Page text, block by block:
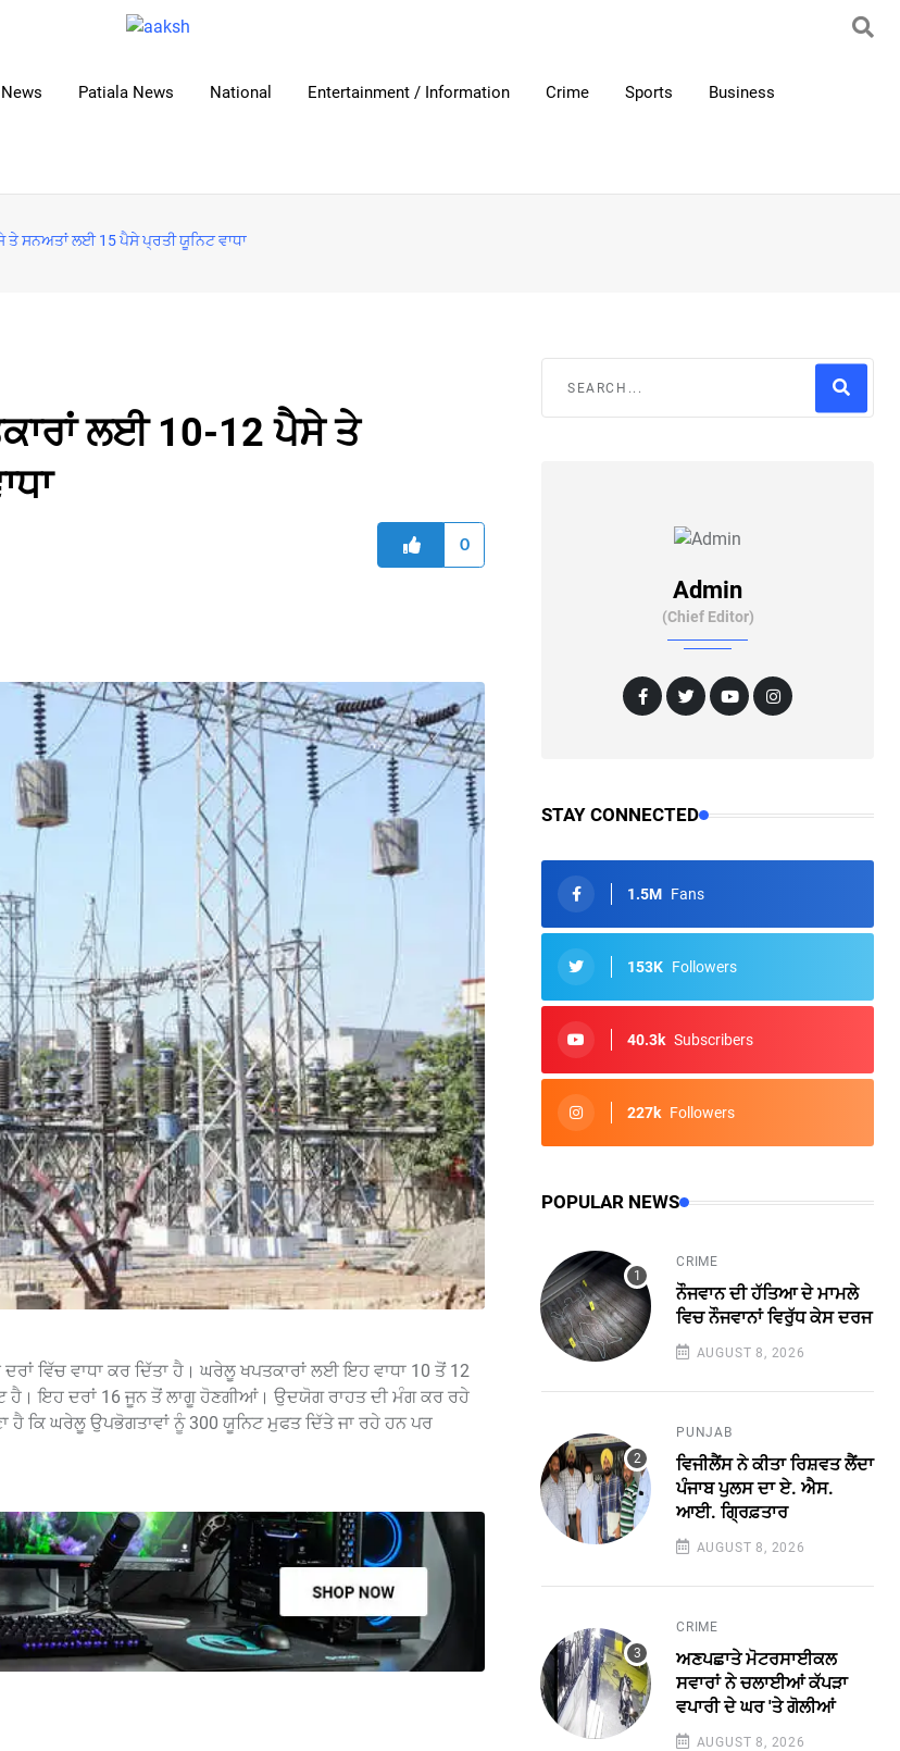
Patiala News National Entertainment / Information Crime Sports Business
ਤੇ ਸਨਅਤਾਂ ਲਈ 15 ਪੈਸੇ ਪ੍ਰਤੀ ਯੂਨਿਟ ਵਾਧਾ
ਲਈ 10-12 ਪੈਸੇ ਤੇ
0
ਵਿੱਚ ਵਾਧਾ ਕਰ ਦਿੱਤਾ ਹੈ। ਘਰੇਲੂ ਖਪਤਕਾਰਾਂ ਲਈ ਇਹ ਵਾਧਾ 10 ਤੋਂ 12
ਇਹ ਦਰਾਂ 16 ਜੂਨ ਤੋਂ ਲਾਗੂ ਹੋਣਗੀਆਂ। ਉਦਯੋਗ ਰਾਹਤ ਦੀ ਮੰਗ ਕਰ ਰਹੇ
ਕਿ ਘਰੇਲੂ ਉਪਭੋਗਤਾਵਾਂ ਨੂੰ 300 ਯੂਨਿਟ ਮੁਫਤ ਦਿੱਤੇ ਜਾ ਰਹੇ ਹਨ ਪਰ
Admin
(Chief Editor)
STAY CONNECTED
1.5M Fans
153K Followers
40.3k Subscribers
227k Followers
POPULAR NEWS
CRIME
ਨੌਜਵਾਨ ਦੀ ਹੱਤਿਆ ਦੇ ਮਾਮਲੇ
ਵਿਚ ਨੌਜਵਾਨਾਂ ਵਿਰੁੱਧ ਕੇਸ ਦਰਜ
AUGUST 8, 2026
PUNJAB
ਵਿਜੀਲੈਂਸ ਨੇ ਕੀਤਾ ਰਿਸ਼ਵਤ ਲੈਂਦਾ
ਪੰਜਾਬ ਪੁਲਸ ਦਾ ਏ. ਐਸ.
ਆਈ. ਗ੍ਰਿਫ਼ਤਾਰ
AUGUST 8, 2026
CRIME
ਅਣਪਛਾਤੇ ਮੋਟਰਸਾਈਕਲ
ਸਵਾਰਾਂ ਨੇ ਚਲਾਈਆਂ ਕੱਪੜਾ
ਵਪਾਰੀ ਦੇ ਘਰ 'ਤੇ ਗੋਲੀਆਂ
AUGUST 8, 2026